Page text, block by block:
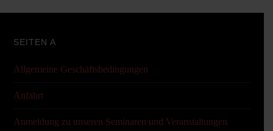
SEITEN A
Allgemeine Geschäftsbedingungen
Anfahrt
Anmeldung zu unseren Seminaren und Veranstaltungen